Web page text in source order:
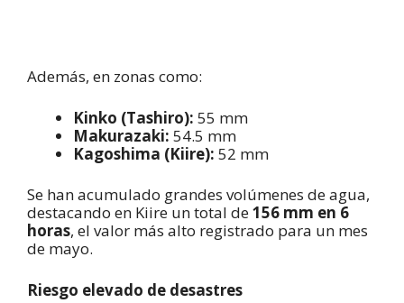
Además, en zonas como:
Kinko (Tashiro): 55 mm
Makurazaki: 54.5 mm
Kagoshima (Kiire): 52 mm
Se han acumulado grandes volúmenes de agua,
destacando en Kiire un total de156 mm en 6
horas, el valor más alto registrado para un mes
de mayo.
Riesgo elevado de desastres